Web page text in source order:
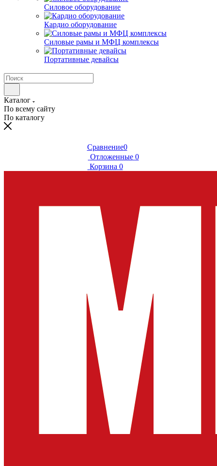
Силовое оборудование
Кардио оборудование
Силовые рамы и МФЦ комплексы
Портативные девайсы
Каталог
По всему сайту
По каталогу
Сравнение0
Отложенные 0
Корзина 0